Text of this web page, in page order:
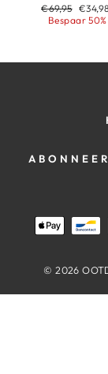
Adviesprijs
€69,95 €34,98
Bespaar 50%
© 2026